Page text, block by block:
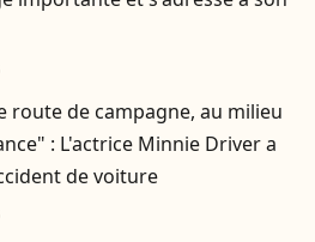
route de campagne, au milieu
: L'actrice Minnie Driver a
de voiture